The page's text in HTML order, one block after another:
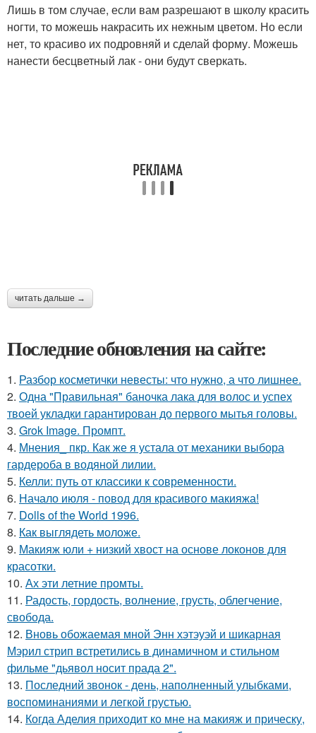
Лишь в том случае, если вам разрешают в школу красить
ногти, то можешь накрасить их нежным цветом. Но если
нет, то красиво их подровняй и сделай форму. Можешь
нанести бесцветный лак - они будут сверкать.
читать дальше →
Последние обновления на сайте:
1. Разбор косметички невесты: что нужно, а что лишнее.
2. Одна "Правильная" баночка лака для волос и успех
твоей укладки гарантирован до первого мытья головы.
3. Grok Image. Промпт.
4. Мнения_ пкр. Как же я устала от механики выбора
гардероба в водяной лилии.
5. Келли: путь от классики к современности.
6. Начало июля - повод для красивого макияжа!
7. Dolls of the World 1996.
8. Как выглядеть моложе.
9. Макияж юли + низкий хвост на основе локонов для
красотки.
10. Ах эти летние промты.
11. Радость, гордость, волнение, грусть, облегчение,
свобода.
12. Вновь обожаемая мной Энн хэтэуэй и шикарная
Мэрил стрип встретились в динамичном и стильном
фильме "дьявол носит прада 2".
13. Последний звонок - день, наполненный улыбками,
воспоминаниями и легкой грустью.
14. Когда Аделия приходит ко мне на макияж и прическу,